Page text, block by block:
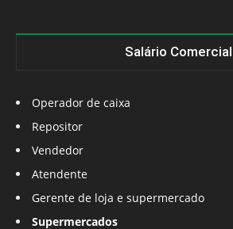
Salário Comercial
Operador de caixa
Repositor
Vendedor
Atendente
Gerente de loja e supermercado
Supermercados